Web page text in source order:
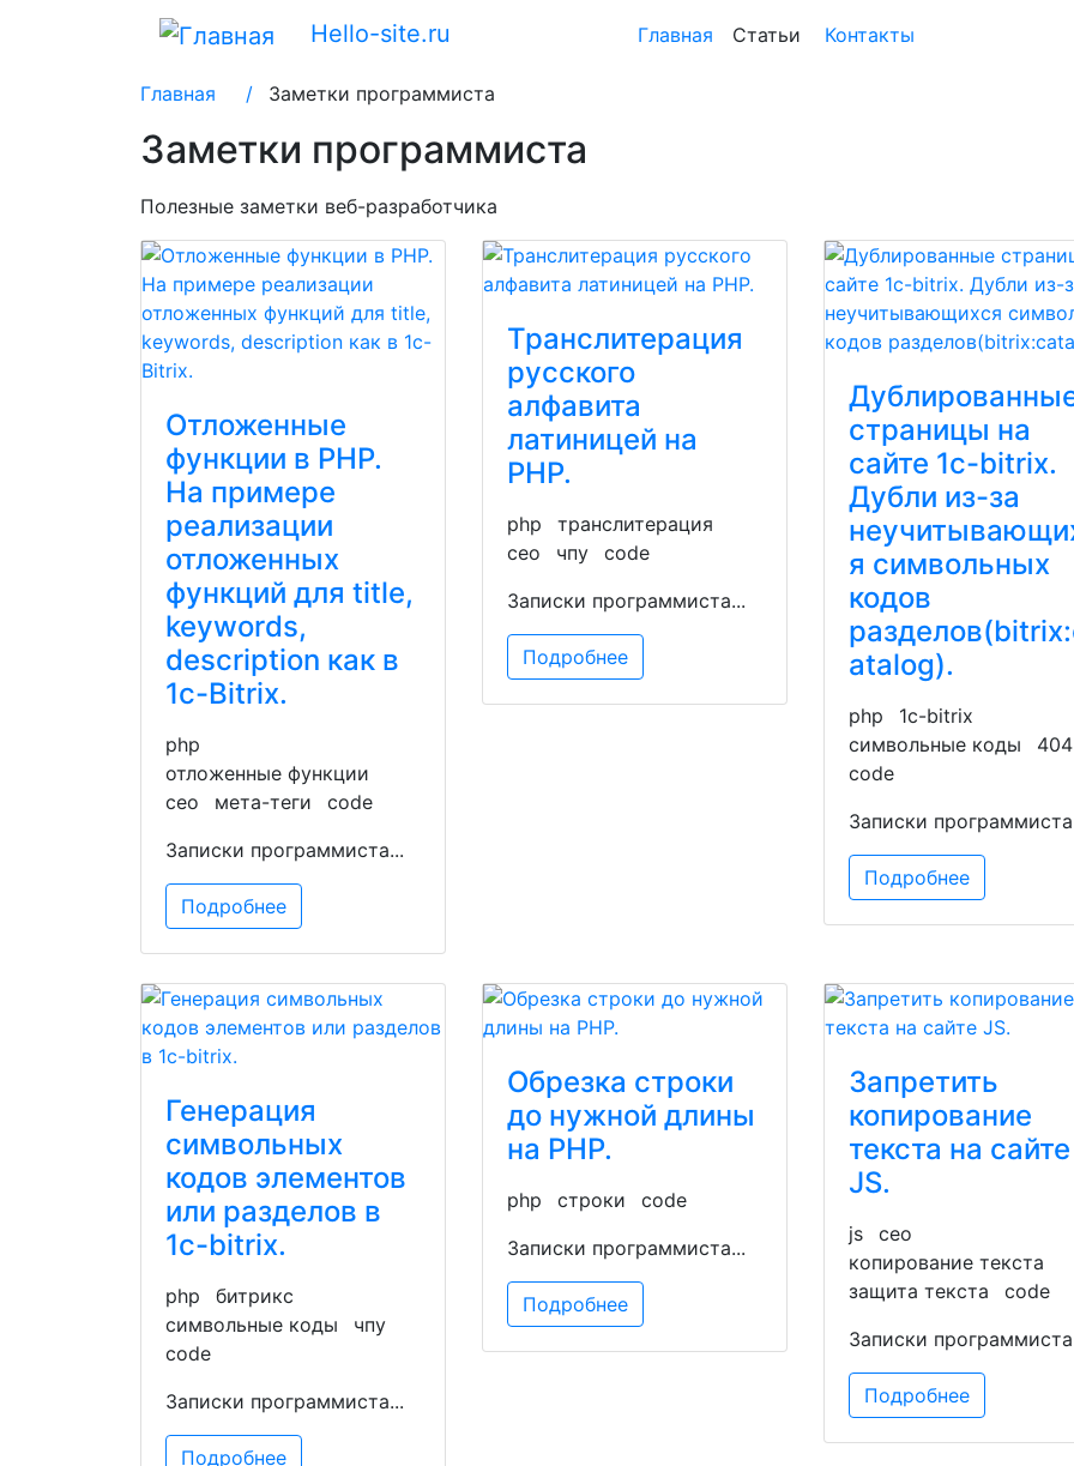
Hello-site.ru Главная Статьи Контакты
Главная / Заметки программиста
Заметки программиста
Полезные заметки веб-разработчика
Отложенные
функции в PHP.
На примере
реализации
отложенных
функций для title,
keywords,
description как в
1c-Bitrix.
php
отложенные функции
сео
мета-теги
code
Записки программиста...
Подробнее
Транслитерация
русского
алфавита
латиницей на
PHP.
php
транслитерация
сео
чпу
code
Записки программиста...
Подробнее
страницы на
сайте 1c-bitrix.
Дубли из-за
я символьных
кодов
atalog).
php
1c-bitrix
символьные коды
404
code
Записки
Подробнее
Генерация
символьных
кодов элементов
или разделов в
1c-bitrix.
php
битрикс
символьные коды
чпу
code
Записки программиста...
Подробнее
Обрезка строки
до нужной длины
на PHP.
php строки
code
Записки программиста...
Подробнее
Запретить
копирование
текста на сайте
JS.
js
сео
копирование текста
защита текста
code
Записки
Подробнее